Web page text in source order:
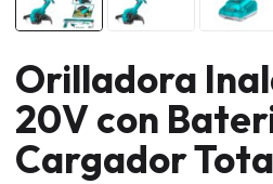
Orilladora
20V con
Cargador